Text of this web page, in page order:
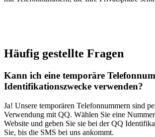
Häufig gestellte Fragen
Kann ich eine temporäre
Identifikationszwecke verwenden?
Ja! Unsere temporären Telefonnummern sind
Verwendung mit QQ. Wählen Sie eine
Website und geben Sie sie bei der QQ
Sie, bis die SMS bei uns ankommt.